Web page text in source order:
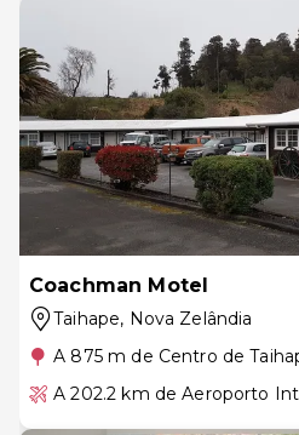
Coachman Motel
Taihape, Nova Zelândia
A 875 m de Centro de
A 202.2 km de Aeroporto